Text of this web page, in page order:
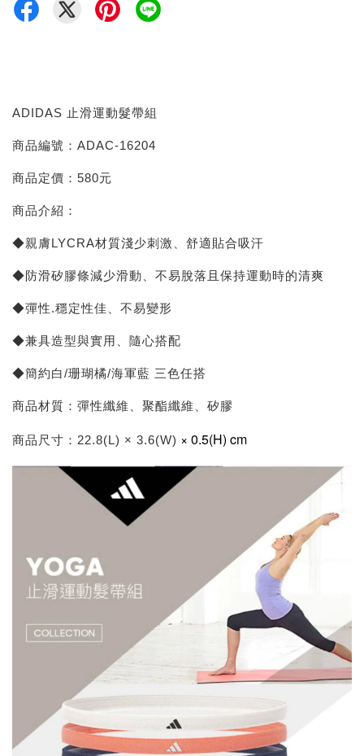
ADIDAS 止滑運動髮帶組
商品編號：ADAC-16204
商品定價：580元
商品介紹：
◆親膚LYCRA材質淺少刺激、舒適貼合吸汗
◆防滑矽膠條減少滑動、不易脫落且保持運動時的清爽
◆彈性.穩定性佳、不易變形
◆兼具造型與實用、隨心搭配
◆簡約白/珊瑚橘/海軍藍 三色任搭
商品材質：彈性纖維、聚酯纖維、矽膠
商品尺寸：22.8(L) × 3.6(W) × 0.5(H) cm